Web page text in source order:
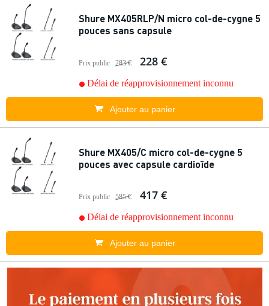
Shure MX405RLP/N micro col-de-cygne 5
pouces sans capsule
Prix public 283 € 228 €
Délai de réapprovisionnement inconnu
Ajouter au panier
Shure MX405/C micro col-de-cygne 5
pouces avec capsule cardioïde
Prix public 585 € 417 €
Délai de réapprovisionnement inconnu
Ajouter au panier